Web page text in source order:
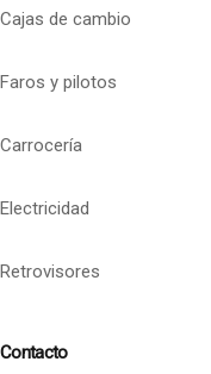
Cajas de cambio
Faros y pilotos
Carrocería
Electricidad
Retrovisores
Contacto